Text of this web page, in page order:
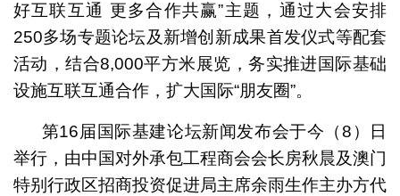
好互联互通 更多合作共赢”主题，通过大会安排
250多场专题论坛及新增创新成果首发仪式等配套
活动，结合8,000平方米展览，务实推进国际基础
设施互联互通合作，扩大国际“朋友圈”。
第16届国际基建论坛新闻发布会于今（8）日
举行，由中国对外承包工程商会会长房秋晨及澳门
特别行政区招商投资促进局主席余雨生作主办方代